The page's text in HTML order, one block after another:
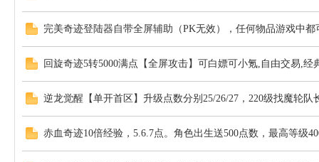
完美奇迹登陆器自带全屏辅助（PK无效），任何物品游戏中
回旋奇迹5转5000满点【全屏攻击】可白嫖可小氪,自由交易,经
逆龙觉醒【单开首区】升级点数分别25/26/27，220级找魔轮
赤血奇迹10倍经验，5.6.7点。角色出生送500点数，最高等级